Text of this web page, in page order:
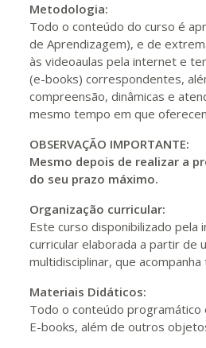
320 H 40dias 120
340 H 43dias 120
360 H 45dias
380 H 48 dias 150
400 H 50dias
Metodologia:
Todo o conteúdo do curso é
de Aprendizagem), e de
às videoaulas pela internet e
(e-books) correspondentes,
compreensão, dinâmicas e
mesmo tempo em que
OBSERVAÇÃO IMPORTANTE:
Mesmo depois de realizar a
do seu prazo máximo.
Organização curricular:
Este curso disponibilizado pela
curricular elaborada a partir de
multidisciplinar, que
Materiais Didáticos:
Todo o conteúdo
E-books, além de outros